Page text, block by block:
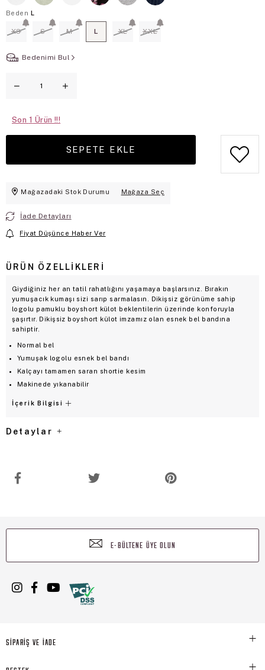
Beden L
XS S M L XL XXL
Bedenimi Bul
Son 1
Mağazadaki Stok Durumu Mağaza Seç
İade Detayları
Fiyat Düşünce Haber Ver
ÜRÜN ÖZELLIKLERI
Giydiğiniz her an tatil rahatlığını yaşamaya başlarsınız. Bırakın
yumuşacık kumaşı sizi sarıp sarmalasın. Dikişsiz görünüme sahip
logolu pamuklu boyshort külot beklentilerin üzerinde konforuyla
şaşırtır. Dikişsiz boyshort külot imzamız olan esnek bel bandına
sahiptir.
Normal bel
Yumuşak logolu esnek bel bandı
Kalçayı tamamen saran shortie kesim
Makinede yıkanabilir
İçerik Bilgisi
Detaylar
E-BÜLTENE ÜYE OLUN
SİPARİŞ VE İADE